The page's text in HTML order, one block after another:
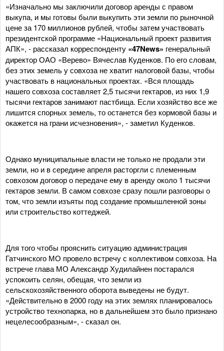
«Изначально мы заключили договор аренды с правом
выкупа, и мы готовы были выкупить эти земли по рыночной
цене за 170 миллионов рублей, чтобы затем участвовать
президентской программе «Национальный проект развития
АПК», - рассказал корреспонденту «47News» генеральный
директор ОАО «Верево» Вячеслав Куденков. По его словам,
без этих земель у совхоза не хватит налоговой базы, чтобы
участвовать в национальных проектах. «Вся площадь
нашего совхоза составляет 2,5 тысячи гектаров, из них 1,9
тысячи гектаров занимают пастбища. Если хозяйство все же
лишится спорных земель, то останется без кормовой базы и
окажется на грани исчезновения», - заметил Куденков.
Однако муниципальные власти не только не продали эти
земли, но и в середине апреля расторгли с племенным
совхозом договор о передаче ему в аренду около 1 тысячи
гектаров земли. В самом совхозе сразу пошли разговоры о
том, что земли изъяты под создание промышленной зоны
или строительство коттеджей.
Для того чтобы прояснить ситуацию администрация
Гатчинского МО провело встречу с коллективом совхоза. На
встрече глава МО Александр Худилайнен постарался
успокоить селян, обещая, что земли из
сельскохозяйственного оборота выведены не будут.
«Действительно в 2000 году на этих землях планировалось
устройство технопарка, но в дальнейшем это было признано
нецелесообразным», - сказал он.